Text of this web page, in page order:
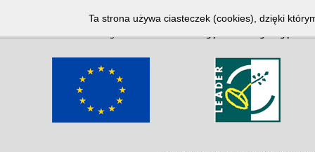
: Undefined index: lang in/home/klient.dhosting.pl/kallosz/olgd.org.pl/
Notice: Undefined index: lang in/home/klient.dhosting.pl/kallosz/olgd.org.pl/
Ta strona używa ciasteczek (cookies), dzięki